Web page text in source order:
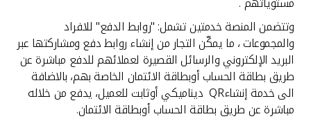
المملكة المتحدة
مملكة البحرين
وتتضمن المنصة خدمتين تشمل: "روابط الدفع" للافراد
والمجموعات ، ما يمكّن التجار من إنشاء روابط دفع ومشاركتها عبر
البريد الإلكتروني والرسائل القصيرة لعملائهم للدفع مباشرة عن
طريق بطاقة الحساب أوبطاقة الائتمان الخاصة بهم، بالاضافة
الى خدمة إنشاءQR ديناميكي أوثابت للعميل، يدفع من خلاله
مباشرة عن طريق بطاقة الحساب أوبطاقة الائتمان.